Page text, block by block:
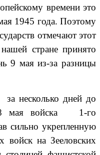
времени это
1945 года. Поэтому
отмечают этот
стране принято
9 мая из-за разницы
дней до
мая войска 1-го
сильно укрепленную
войск на Зееловских